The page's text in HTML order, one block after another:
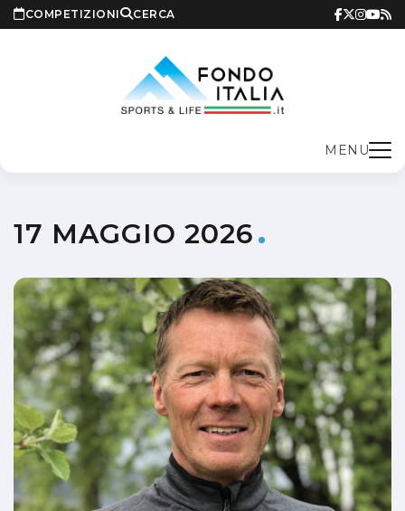
COMPETIZIONI CERCA
MENU
17 MAGGIO 2026